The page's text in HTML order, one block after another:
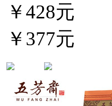
￥428元
￥377元